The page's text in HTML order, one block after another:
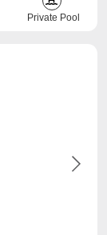
Private Pool
Next